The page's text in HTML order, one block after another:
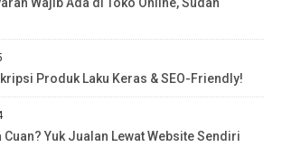
Produk Laku Keras & SEO-Friendly!
Yuk Jualan Lewat Website Sendiri